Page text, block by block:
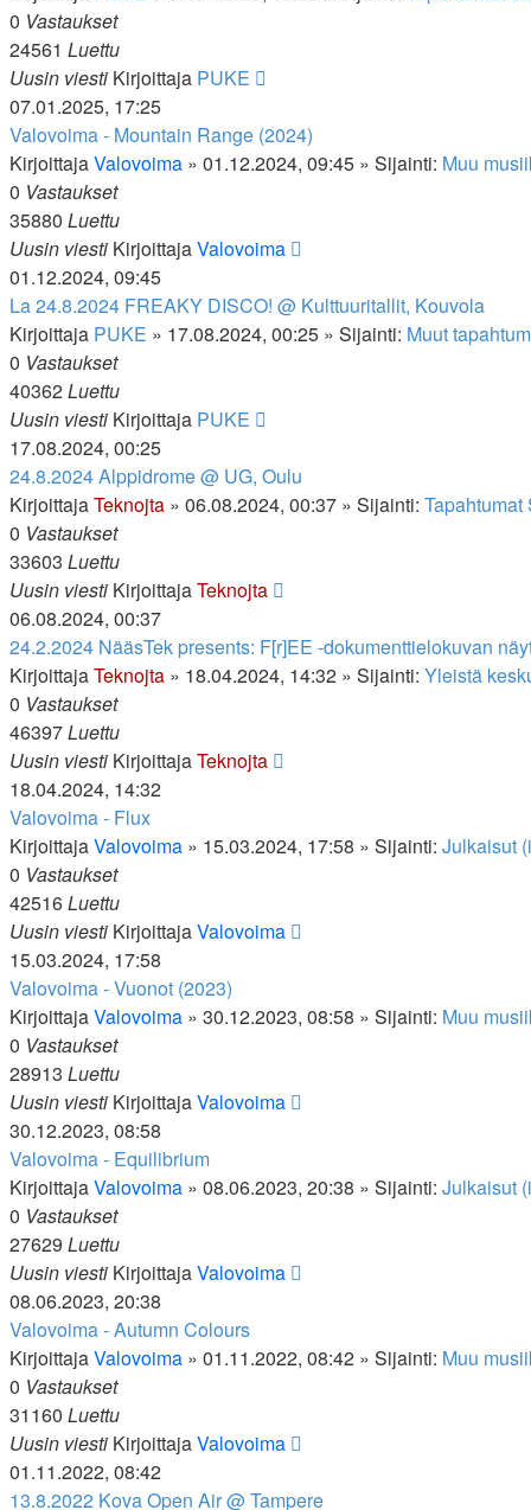
0 Vastaukset
24561 Luettu
Uusin viesti Kirjoittaja PUKE
07.01.2025, 17:25
Valovoima - Mountain Range (2024)
KirjoittajaValovoima » 01.12.2024, 09:45 » Sijainti: Muu
0 Vastaukset
35880 Luettu
Uusin viesti KirjoittajaValovoima
01.12.2024, 09:45
La 24.8.2024 FREAKY DISCO! @ Kulttuuritallit, Kouvola
Kirjoittaja PUKE » 17.08.2024, 00:25 » Sijainti: Muut
0 Vastaukset
40362Luettu
Uusin viesti Kirjoittaja PUKE
17.08.2024, 00:25
24.8.2024 Alppidrome @ UG, Oulu
KirjoittajaTeknojta » 06.08.2024, 00:37 » Sijainti: Tapahtumat
0 Vastaukset
33603 Luettu
Uusin viesti KirjoittajaTeknojta
06.08.2024, 00:37
24.2.2024 NääsTek presents: F[r]EE -dokumenttielokuvan
KirjoittajaTeknojta » 18.04.2024, 14:32 » Sijainti: Yleistä
0 Vastaukset
46397Luettu
Uusin viesti KirjoittajaTeknojta
18.04.2024, 14:32
Valovoima - Flux
KirjoittajaValovoima » 15.03.2024, 17:58 » Sijainti: Julkaisut
0 Vastaukset
42516Luettu
Uusin viesti KirjoittajaValovoima
15.03.2024, 17:58
Valovoima - Vuonot (2023)
KirjoittajaValovoima » 30.12.2023, 08:58 » Sijainti: Muu
0 Vastaukset
28913 Luettu
Uusin viesti KirjoittajaValovoima
30.12.2023, 08:58
Valovoima - Equilibrium
KirjoittajaValovoima » 08.06.2023, 20:38 » Sijainti: Julkaisut
0 Vastaukset
27629 Luettu
Uusin viesti KirjoittajaValovoima
08.06.2023, 20:38
Valovoima - Autumn Colours
KirjoittajaValovoima » 01.11.2022, 08:42 » Sijainti: Muu
0 Vastaukset
31160 Luettu
Uusin viesti KirjoittajaValovoima
01.11.2022, 08:42
13.8.2022 Kova Open Air @ Tampere